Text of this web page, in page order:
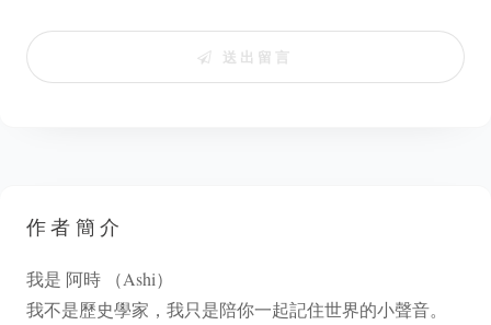
送出留言
作者簡介
我是 阿時 （Ashi）
我不是歷史學家，我只是陪你一起記住世界的小聲音。